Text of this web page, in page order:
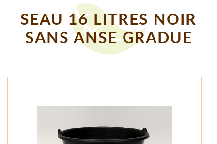
SEAU 16 LITRES NOIR
SANS ANSE GRADUE